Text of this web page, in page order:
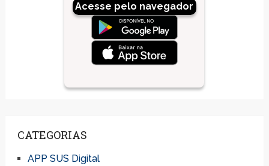
Acesse pelo navegador
CATEGORIAS
APP SUS Digital